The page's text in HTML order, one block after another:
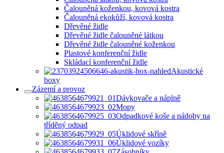
Čalouněná koženkou, kovová kostra
Čalouněná ekokůží, kovová kostra
Dřevěné židle
Dřevěné židle čalouněné látkou
Dřevěné židle čalouněné koženkou
Plastové konferenční židle
Skládací konferenční židle
Akustické
boxy
Zázemí a provoz
Dávkovače a náplně
Mopy
Odpadkové koše a nádoby na
tříděný odpad
Úklidové skříně
Úklidové vozíky